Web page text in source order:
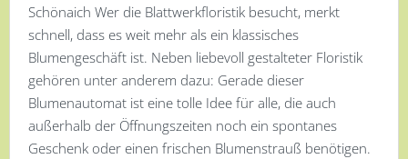
Schönaich Wer die Blattwerkfloristik besucht, merkt
schnell, dass es weit mehr als ein klassisches
Blumengeschäft ist. Neben liebevoll gestalteter Floristik
gehören unter anderem dazu: Gerade dieser
Blumenautomat ist eine tolle Idee für alle, die auch
außerhalb der Öffnungszeiten noch ein spontanes
Geschenk oder einen frischen Blumenstrauß benötigen.